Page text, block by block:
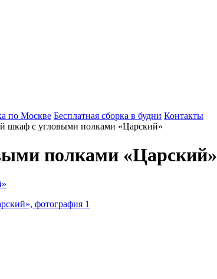
по Москве Бесплатная сборка в будни Контакты
шкаф с угловыми полками «Царский»
полками «Царский»